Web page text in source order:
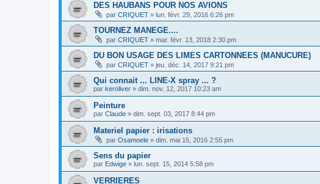
DES HAUBANS POUR NOS AVIONS
par CRIQUET » lun. févr. 29, 2016 6:26 pm
TOURNEZ MANEGE....
par CRIQUET » mar. févr. 13, 2018 2:30 pm
DU BON USAGE DES LIMES CARTONNEES (MANUCURE)
par CRIQUET » jeu. déc. 14, 2017 9:21 pm
Qui connait ... LINE-X spray ... ?
par keroliver » dim. nov. 12, 2017 10:23 am
Peinture
par Claude » dim. sept. 03, 2017 8:44 pm
Materiel papier : irisations
par Osamoele » dim. mai 15, 2016 2:55 pm
Sens du papier
par Edwige » lun. sept. 15, 2014 5:58 pm
VERRIERES